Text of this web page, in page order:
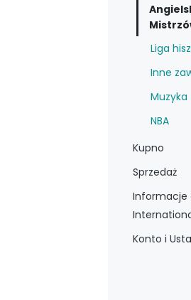
Liga
Inne
Muzyka
NBA
Kupno
Sprzedaż
Informacje
Konto i